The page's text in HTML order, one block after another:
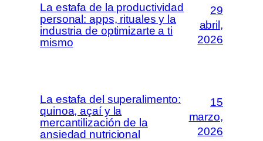
La estafa de la productividad
personal: apps, rituales y la
industria de optimizarte a ti
mismo
29
abril,
2026
La estafa del superalimento:
quinoa, açaí y la
mercantilización de la
ansiedad nutricional
15
marzo,
2026